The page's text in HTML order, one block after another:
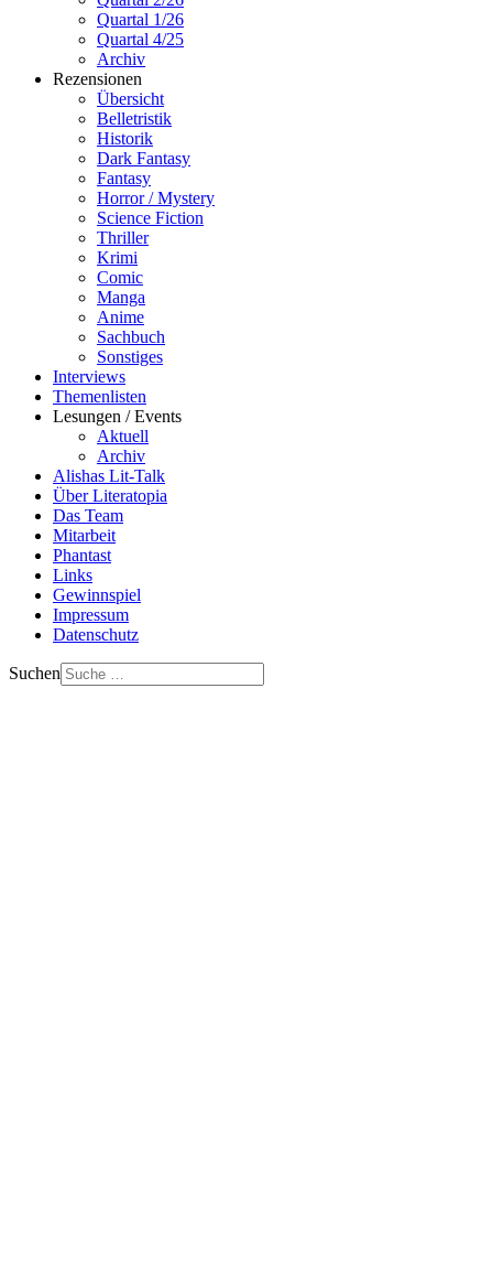
Quartal 1/26
Quartal 4/25
Archiv
Rezensionen
Übersicht
Belletristik
Historik
Dark Fantasy
Fantasy
Horror / Mystery
Science Fiction
Thriller
Krimi
Comic
Manga
Anime
Sachbuch
Sonstiges
Interviews
Themenlisten
Lesungen / Events
Aktuell
Archiv
Alishas Lit-Talk
Über Literatopia
Das Team
Mitarbeit
Phantast
Links
Gewinnspiel
Impressum
Datenschutz
Suchen